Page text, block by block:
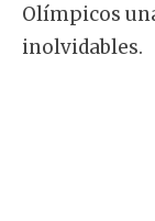
Olímpicos
inolvidables.